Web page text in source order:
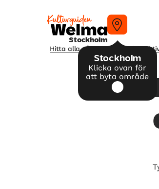
Stockholm
Stockholm
Klicka ovan för
att byta område
Hitta alla våra tips på